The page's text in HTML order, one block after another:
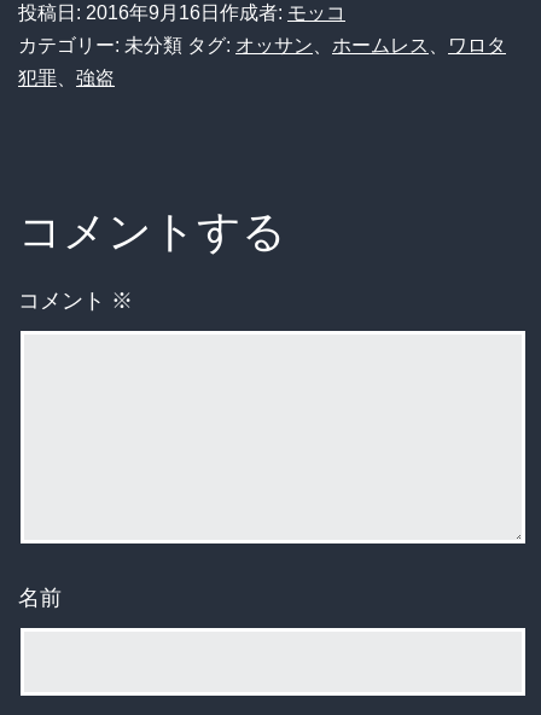
投稿日: 2016年9月16日 作成者: モッコ
カテゴリー: 未分類 タグ: オッサン ホームレス
ワロタ
犯罪
強盗
コメントする
コメント ※
名前